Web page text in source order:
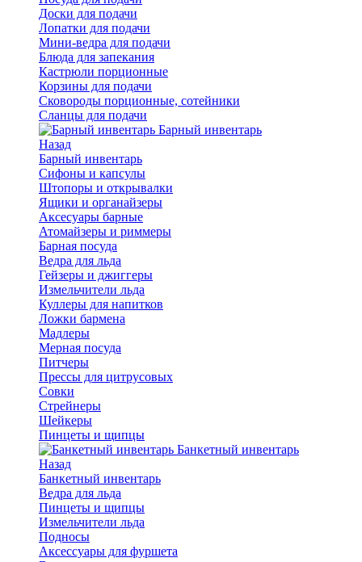
Доски для подачи
Лопатки для подачи
Мини-ведра для подачи
Блюда для запекания
Кастрюли порционные
Корзины для подачи
Сковороды порционные, сотейники
Сланцы для подачи
Барный инвентарь
Назад
Барный инвентарь
Сифоны и капсулы
Штопоры и открывалки
Ящики и органайзеры
Аксесуары барные
Атомайзеры и риммеры
Барная посуда
Ведра для льда
Гейзеры и джиггеры
Измельчители льда
Куллеры для напитков
Ложки бармена
Мадлеры
Мерная посуда
Питчеры
Прессы для цитрусовых
Совки
Стрейнеры
Шейкеры
Пинцеты и щипцы
Банкетный инвентарь
Назад
Банкетный инвентарь
Ведра для льда
Пинцеты и щипцы
Измельчители льда
Подносы
Аксессуары для фуршета